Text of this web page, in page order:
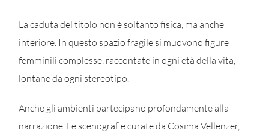
La caduta del titolo non è soltanto fisica, ma anche
interiore. In questo spazio fragile si muovono figure
femminili complesse, raccontate in ogni età della vita,
lontane da ogni stereotipo.
Anche gli ambienti partecipano profondamente alla
narrazione. Le scenografie curate da Cosima Vellenzer,